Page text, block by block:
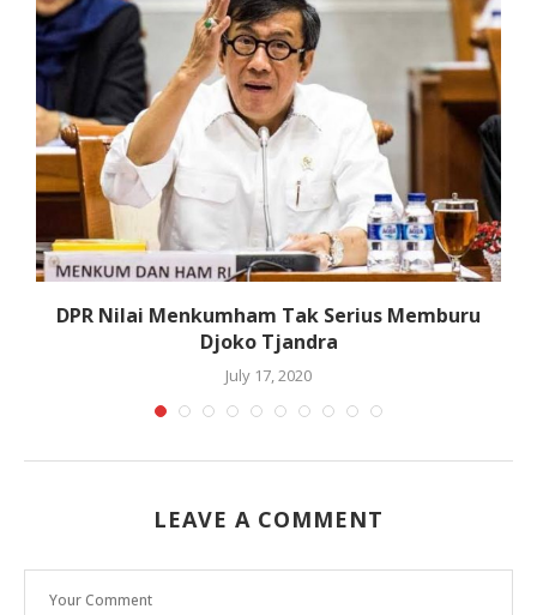
DPR Nilai Menkumham Tak Serius Memburu
Djoko Tjandra
July 17, 2020
LEAVE A COMMENT